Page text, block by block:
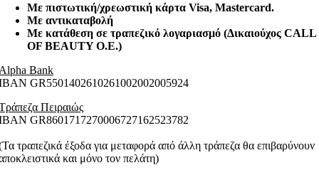
Με πιστωτική/χρεωστική κάρτα Visa, Mastercard.
Με αντικαταβολή
Με κατάθεση σε τραπεζικό λογαριασμό (Δικαιούχος CALL
OF BEAUTY O.E.)
Bank
GR5501402610261002002005924
Πειραιώς
GR8601717270006727162523782
τραπεζικά έξοδα για μεταφορά από άλλη τράπεζα θα επιβαρύνουν
και μόνο τον πελάτη)